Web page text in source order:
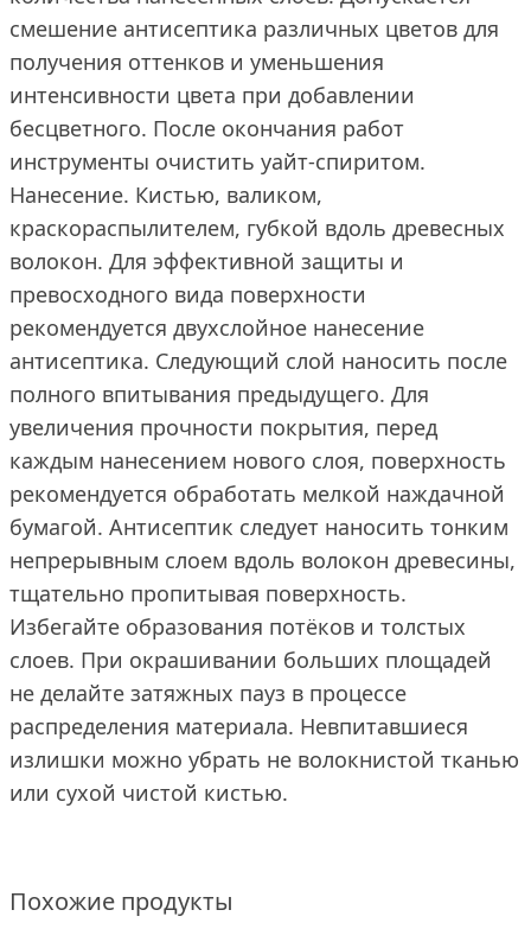
смешение антисептика различных цветов для
получения оттенков и уменьшения
интенсивности цвета при добавлении
бесцветного. После окончания работ
инструменты очистить уайт-спиритом.
Нанесение. Кистью, валиком,
краскораспылителем, губкой вдоль древесных
волокон. Для эффективной защиты и
превосходного вида поверхности
рекомендуется двухслойное нанесение
антисептика. Следующий слой наносить после
полного впитывания предыдущего. Для
увеличения прочности покрытия, перед
каждым нанесением нового слоя, поверхность
рекомендуется обработать мелкой наждачной
бумагой. Антисептик следует наносить тонким
непрерывным слоем вдоль волокон древесины,
тщательно пропитывая поверхность.
Избегайте образования потёков и толстых
слоев. При окрашивании больших площадей
не делайте затяжных пауз в процессе
распределения материала. Невпитавшиеся
излишки можно убрать не волокнистой тканью
или сухой чистой кистью.
Похожие продукты